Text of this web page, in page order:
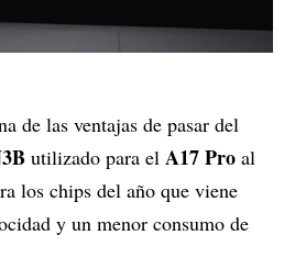
de las ventajas de pasar del
utilizado para el A17 Pro al
los chips del año que viene
y un menor consumo de